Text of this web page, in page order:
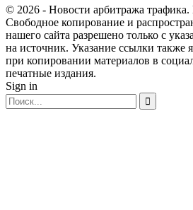
© 2026 - Новости арбитража
Свободное копирование и
нашего сайта разрешено только с
на источник. Указание ссылки также
при копировании материалов в
печатные издания.
Sign in